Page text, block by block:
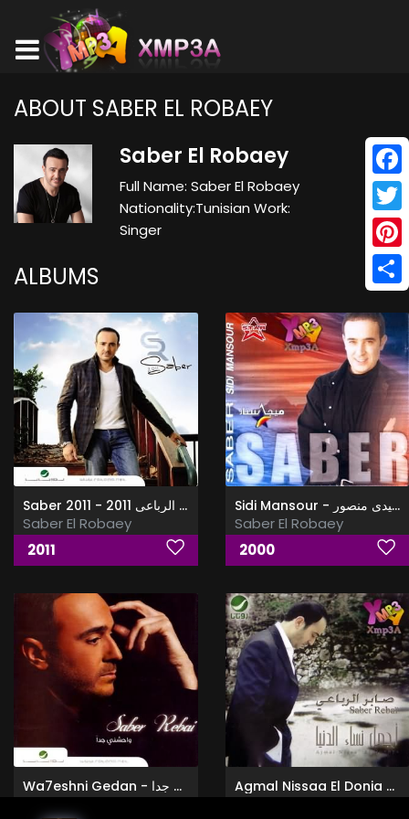
ABOUT SABER EL ROBAEY
Saber El Robaey
Full Name: Saber El Robaey
Nationality:Tunisian Work:
Singer
ALBUMS
Saber 2011 - البوم صابر الرباعى 2011
Saber El Robaey
2011
Sidi Mansour - البوم سيدى منصور
Saber El Robaey
2000
Wa7eshni Gedan - البوم واحشنى جدا Agmal Nissaa El Donia - اجمل نساء الدنيا